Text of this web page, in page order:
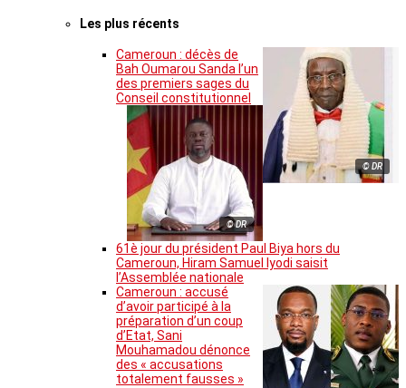
Les plus récents
© DR
Cameroun : décès de
Bah Oumarou Sanda l’un
des premiers sages du
Conseil constitutionnel
© DR
61è jour du président Paul Biya hors du
Cameroun, Hiram Samuel Iyodi saisit
l’Assemblée nationale
Cameroun : accusé
d’avoir participé à la
préparation d’un coup
d’Etat, Sani
Mouhamadou dénonce
des « accusations
totalement fausses »